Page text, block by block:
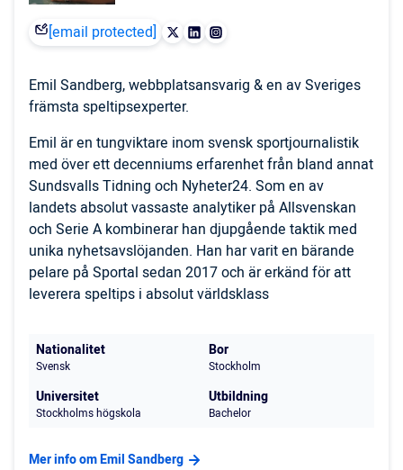
[email protected]
Emil Sandberg, webbplatsansvarig & en av Sveriges
främsta speltipsexperter.
Emil är en tungviktare inom svensk sportjournalistik
med över ett decenniums erfarenhet från bland annat
Sundsvalls Tidning och Nyheter24. Som en av
landets absolut vassaste analytiker på Allsvenskan
och Serie A kombinerar han djupgående taktik med
unika nyhetsavslöjanden. Han har varit en bärande
pelare på Sportal sedan 2017 och är erkänd för att
leverera speltips i absolut världsklass
Nationalitet
Svensk
Bor
Stockholm
Universitet
Stockholms högskola
Utbildning
Bachelor
Mer info om Emil Sandberg